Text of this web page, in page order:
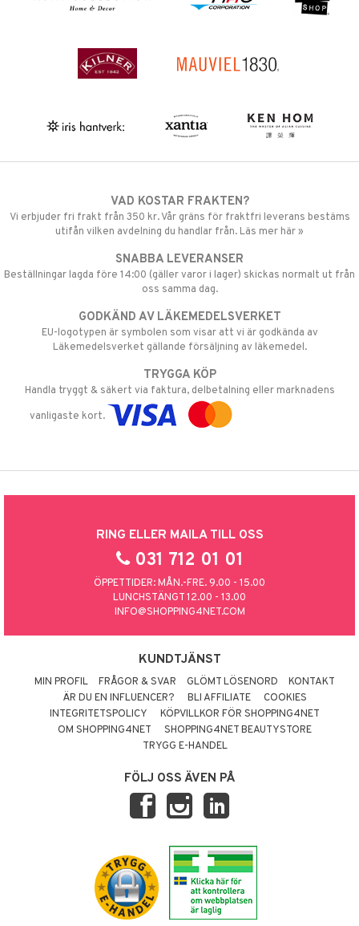
VAD KOSTAR FRAKTEN?
Vi erbjuder fri frakt från 350 kr. Vår gräns för fraktfri leverans bestäms
utifån vilken avdelning du handlar från. Läs mer här »
SNABBA LEVERANSER
Beställningar lagda före 14:00 (gäller varor i lager) skickas normalt ut från
oss samma dag.
GODKÄND AV LÄKEMEDELSVERKET
EU-logotypen är symbolen som visar att vi är godkända av
Läkemedelsverket gällande försäljning av läkemedel.
TRYGGA KÖP
Handla tryggt & säkert via faktura, delbetalning eller marknadens
vanligaste kort.
RING ELLER MAILA TILL OSS
031 712 01 01
ÖPPETTIDER: MÅN.-FRE. 9.00 - 15.00
LUNCHSTÄNGT 12.00 - 13.00
INFO@SHOPPING4NET.COM
KUNDTJÄNST
MIN PROFIL FRÅGOR & SVAR GLÖMT LÖSENORD
KONTAKT
ÄR DU EN INFLUENCER?
BLI AFFILIATE
COOKIES
INTEGRITETSPOLICY
KÖPVILLKOR FÖR SHOPPING4NET
OM SHOPPING4NET
SHOPPING4NET BEAUTYSTORE
TRYGG E-HANDEL
FÖLJ OSS ÄVEN PÅ